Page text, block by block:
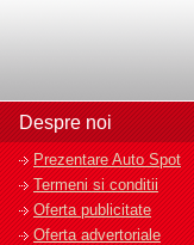
Despre noi
Prezentare Auto Spot
Termeni si conditii
Oferta publicitate
Oferta advertoriale